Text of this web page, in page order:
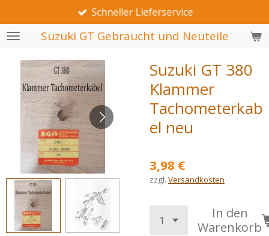
Hauptinhalt
springenSuzuki GT Gebraucht und Neuteile
Schneller Lieferservice
Suzuki GT 380
Klammer
Tachometerkab
el neu
3,98 €
zzgl. Versandkosten
In den
Warenkorb